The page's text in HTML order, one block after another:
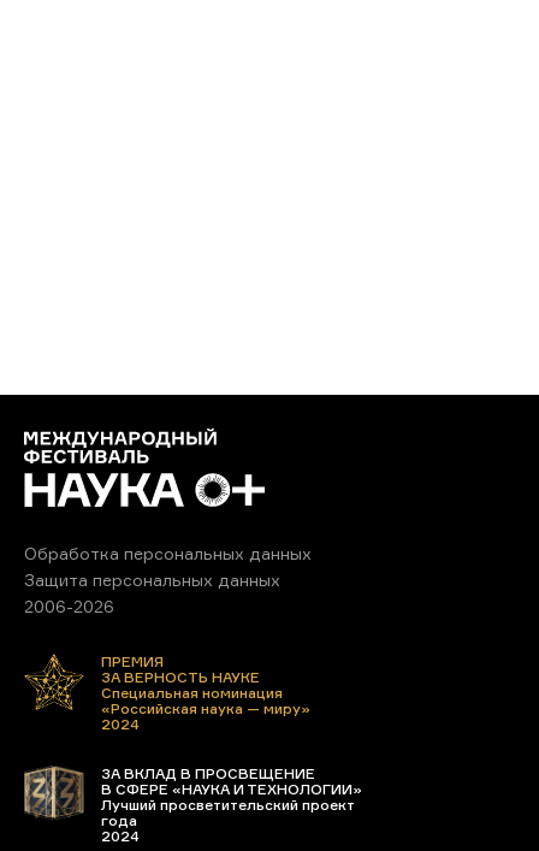
Обработка персональных данных
Защита персональных данных
2006-2026
ПРЕМИЯ
ЗА ВЕРНОСТЬ НАУКЕ
Специальная номинация
«Российская наука — миру»
2024
ЗА ВКЛАД В ПРОСВЕЩЕНИЕ
В СФЕРЕ «НАУКА И ТЕХНОЛОГИИ»
Лучший просветительский проект
года
2024